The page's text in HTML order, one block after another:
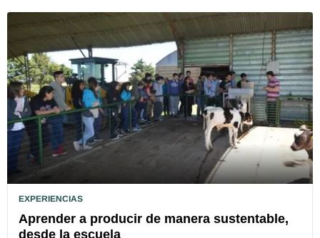
EXPERIENCIAS
Aprender a producir de manera sustentable,
desde la escuela